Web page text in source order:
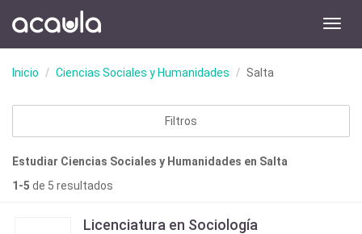
Inicio Ciencias Sociales y Humanidades Salta
Filtros
Estudiar Ciencias Sociales y Humanidades en Salta
1-5 de 5 resultados
Licenciatura en Sociología